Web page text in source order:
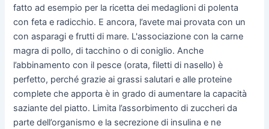
fatto ad esempio per la ricetta dei medaglioni di polenta
con feta e radicchio. E ancora, l’avete mai provata con un
con asparagi e frutti di mare. L'associazione con la carne
magra di pollo, di tacchino o di coniglio. Anche
l’abbinamento con il pesce (orata, filetti di nasello) è
perfetto, perché grazie ai grassi salutari e alle proteine
complete che apporta è in grado di aumentare la capacità
saziante del piatto. Limita l’assorbimento di zuccheri da
parte dell’organismo e la secrezione di insulina e ne